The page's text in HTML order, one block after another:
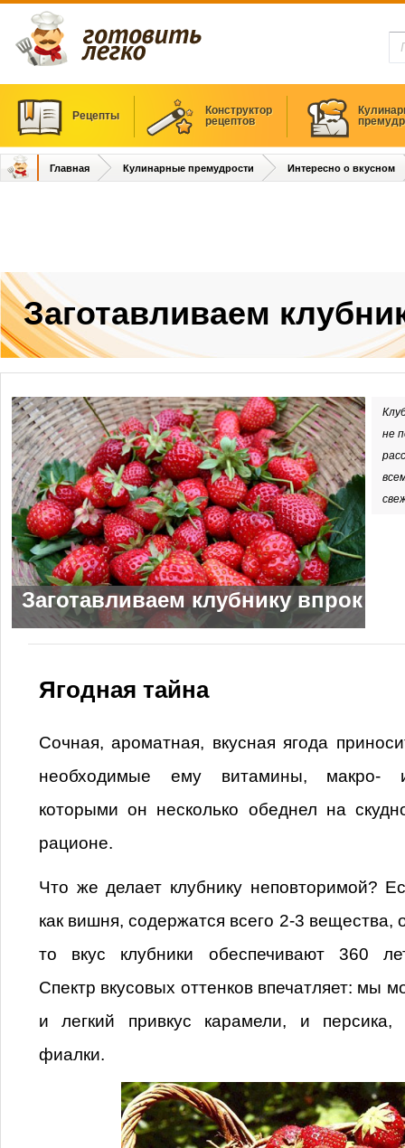
Рецепты
Конструктор
рецептов
Главная Кулинарные премудрости Интересно о вкусном
Заготавливаем
не
Заготавливаем клубнику впрок
Ягодная тайна
Сочная, ароматная, вкусная ягода
необходимые ему витамины, макро-
которыми он несколько обеднел на
рационе.
Что же делает клубнику неповторимой?
как вишня, содержатся всего 2-3 вещества,
то вкус клубники обеспечивают 360
Спектр вкусовых оттенков впечатляет: мы
и легкий привкус карамели, и
фиалки.